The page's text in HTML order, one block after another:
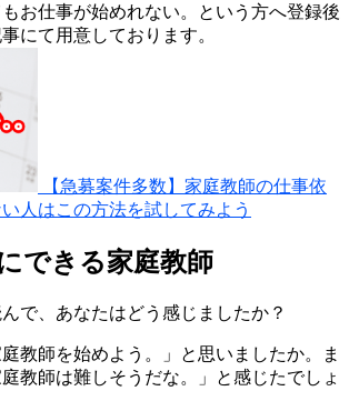
お仕事が始めれない。という方へ登録後
にて用意しております。
【急募案件多数】家庭教師の仕事依
人はこの方法を試してみよう
できる家庭教師
で、あなたはどう感じましたか？
庭教師を始めよう。」と思いましたか。ま
教師は難しそうだな。」と感じたでしょ